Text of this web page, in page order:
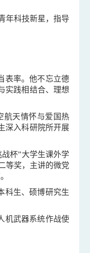
年科技新星，指导
表率。他不忘立德
实践相结合、理想
航天情怀与爱国热
深入科研院所开展
杯”大学生课外学
等奖，主讲的微党
科生、硕博研究生
机武器系统作战使